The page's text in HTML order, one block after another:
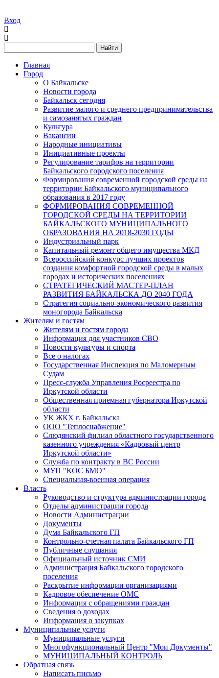
Вход
Найти
Главная
Город
О Байкальске
Новости города
Байкальск сегодня
Развитие малого и среднего предпринимательства
и самозанятых граждан
Культура
Вакансии
Народные инициативы
Инициативные проекты
Регулирование тарифов на территории
Байкальского городского поселения
Формирования современной городской среды на
территории Байкальского муниципального
образования в 2017 году
ФОРМИРОВАНИЯ СОВРЕМЕННОЙ
ГОРОДСКОЙ СРЕДЫ НА ТЕРРИТОРИИ
БАЙКАЛЬСКОГО МУНИЦИПАЛЬНОГО
ОБРАЗОВАНИЯ НА 2018-2030 ГОДЫ
Индустриальный парк
Капитальный ремонт общего имущества МКД
Всероссийский конкурс лучших проектов
создания комфортной городской среды в малых
городах и исторических поселениях
СТРАТЕГИЧЕСКИЙ МАСТЕР-ПЛАН
РАЗВИТИЯ БАЙКАЛЬСКА ДО 2040 ГОДА
Стратегия социально-экономического развития
моногорода Байкальска
Жителям и гостям
Жителям и гостям города
Информация для участников СВО
Новости культуры и спорта
Все о налогах
Государственная Инспекция по Маломерным
Судам
Пресс-служба Управления Росреестра по
Иркутской области
Общественная приемная губернатора Иркутской
области
УК ЖКХ г. Байкальска
ООО "Теплоснабжение"
Слюдянский филиал областного государственного
казенного учреждения «Кадровый центр
Иркутской области»
Служба по контракту в ВС России
МУП "КОС БМО"
Специальная-военная операция
Власть
Руководство и структура администрации города
Отделы администрации города
Новости Администрации
Документы
Дума Байкальского ГП
Контрольно-счетная палата Байкальского ГП
Публичные слушания
Официальный источник СМИ
Администрация Байкальского городского
поселения
Раскрытие информации организациями
Кадровое обеспечение ОМС
Информация с обращениями граждан
Сведения о доходах
Информация о закупках
Муниципальные услуги
Муниципальные услуги
Многофункциональный Центр "Мои Документы"
МУНИЦИПАЛЬНЫЙ КОНТРОЛЬ
Обратная связь
Написать письмо